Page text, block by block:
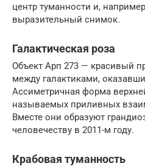
центр туманности и,
выразительный снимок.
Галактическая роза
Объект Арп 273 — красивый
между галактиками,
Ассиметричная форма
называемых приливных
Вместе они образуют
человечеству в 2011-м году.
Крабовая туманность